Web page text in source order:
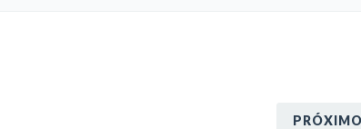
PRÓXIMO